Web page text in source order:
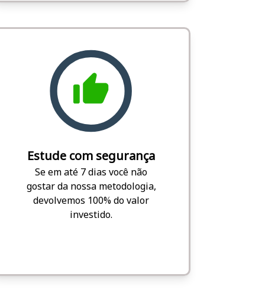
Estude com segurança
Se em até 7 dias você não
gostar da nossa metodologia,
devolvemos 100% do valor
investido.